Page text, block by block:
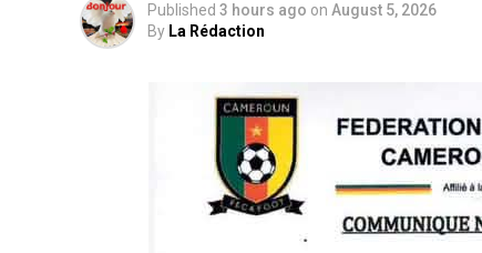
Published 3 hours ago on August 5, 2026
By La Rédaction